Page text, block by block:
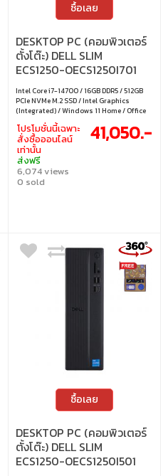
ซื้อเลย
DESKTOP PC (คอมพิวเตอร์
ตั้งโต๊ะ) DELL SLIM
ECS1250-OECS1250I701
Intel Core i7-14700 / 16GB DDR5 / 512GB
PCIe NVMe M.2 SSD / Intel Graphics
(Integrated) / Windows 11 Home / Office
Home & Student 2024 / Microsoft 365
Basic
โปรโมชั่นนี้เฉพาะ
สั่งซื้อออนไลน์
เท่านั้น
ส่งฟรี
6,074 views
0 sold
41,050.-
ซื้อเลย
DESKTOP PC (คอมพิวเตอร์
ตั้งโต๊ะ) DELL SLIM
ECS1250-OECS1250I501